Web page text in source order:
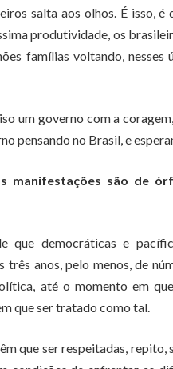
salta aos olhos. É isso,
produtividade, os
famílias voltando, nesses
um governo com a
pensando no Brasil, e
manifestações são de
que democráticas e
anos, pelo menos, de
até o momento em
que ser tratado como tal.
que ser respeitadas,